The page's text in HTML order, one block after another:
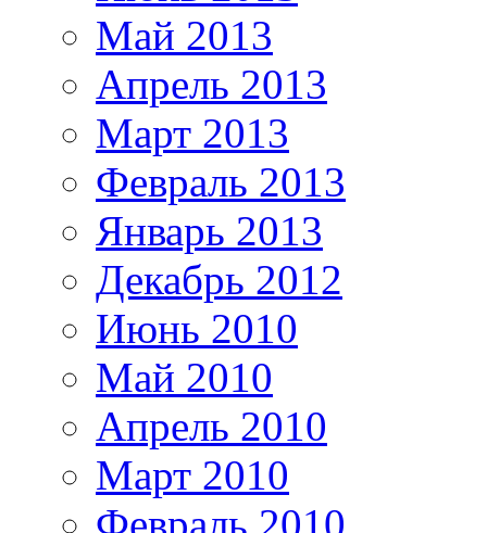
Май 2013
Апрель 2013
Март 2013
Февраль 2013
Январь 2013
Декабрь 2012
Июнь 2010
Май 2010
Апрель 2010
Март 2010
Февраль 2010